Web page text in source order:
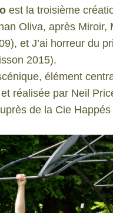
est la troisième
Oliva, après Miroir,
et J’ai horreur du
2015).
élément
réalisée par Neil
de la Cie